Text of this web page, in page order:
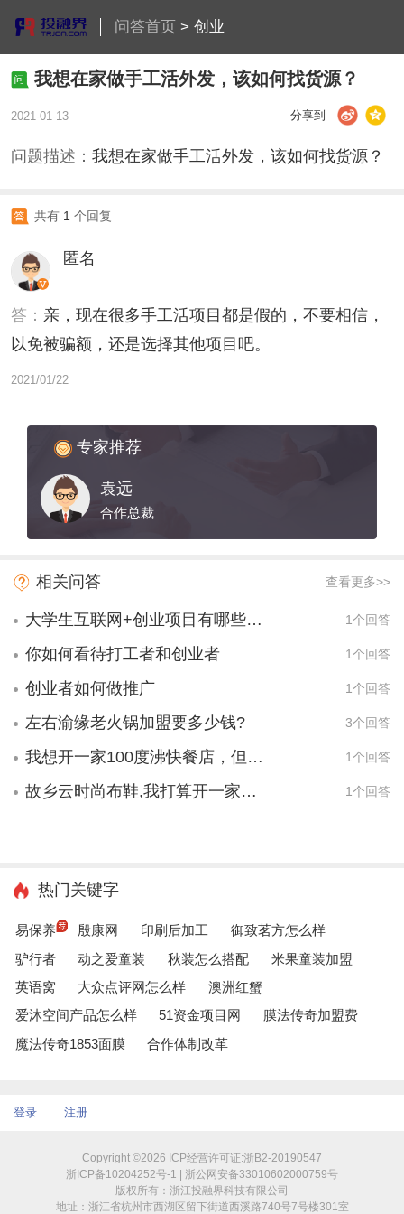
问答首页> 创业
我想在家做手工活外发，该如何找货源？
2021-01-13 分享到
问题描述： 我想在家做手工活外发，该如何找货源？
共有 1 个回复
匿名
答： 亲，现在很多手工活项目都是假的，不要相信，
以免被骗额，还是选择其他项目吧。
2021/01/22
专家推荐
袁远
合作总裁
相关问答 查看更多>>
大学生互联网+创业项目有哪些项目？ 1个回答
你如何看待打工者和创业者 1个回答
创业者如何做推广 1个回答
左右渝缘老火锅加盟要多少钱? 3个回答
我想开一家100度沸快餐店，但是我对你们这个又不懂，该怎么办？ 1个回答
故乡云时尚布鞋,我打算开一家老布鞋专营店！有什么介绍！优惠么? 1个回答
热门关键字
易保养 殷康网 印刷后加工
御致茗方怎么样
驴行者
动之爱童装 秋装怎么搭配
米果童装加盟
英语窝
大众点评网怎么样
澳洲红蟹
爱沐空间产品怎么样
51资金项目网
膜法传奇加盟费
魔法传奇1853面膜
合作体制改革
登录 注册
Copyright ©2026 ICP经营许可证:浙B2-20190547
浙ICP备10204252号-1 | 浙公网安备33010602000759号
版权所有：浙江投融界科技有限公司
地址：浙江省杭州市西湖区留下街道西溪路740号7号楼301室